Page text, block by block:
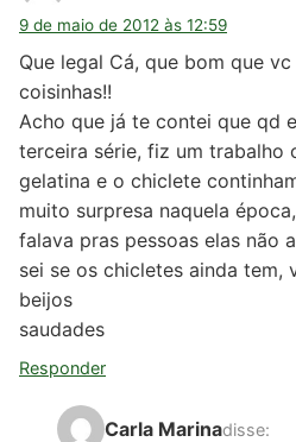
9 de maio de 2012 às 12:59
Que legal Cá, que bom que
coisinhas!!
Acho que já te contei que qd
terceira série, fiz um trabalho
gelatina e o chiclete
muito surpresa naquela
falava pras pessoas elas não
sei se os chicletes ainda tem,
beijos
saudades
Responder
Carla Marinadisse: